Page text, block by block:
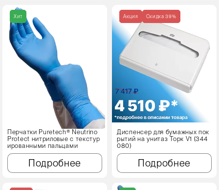
Хит
Перчатки Puretech® Neutrino
Protect нитриловые с текстур
ированными пальцами
Подробнее
Акция Cкидка 39%
Диспенсер для бумажных пок
рытий на унитаз Торк V1 (344
080)
Подробнее